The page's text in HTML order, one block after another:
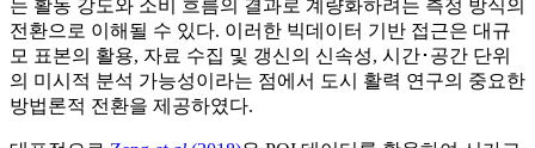
는 활동 강도와 소비 흐름의 결과로 계량화하려는 측정 방식의
전환으로 이해될 수 있다. 이러한 빅데이터 기반 접근은 대규
모 표본의 활용, 자료 수집 및 갱신의 신속성, 시간･공간 단위
의 미시적 분석 가능성이라는 점에서 도시 활력 연구의 중요한
방법론적 전환을 제공하였다.